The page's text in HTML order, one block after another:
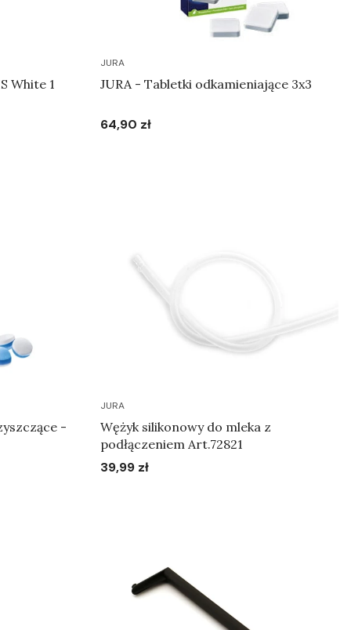
White 1
JURA
JURA - Tabletki odkamieniające 3x3
Cena
64,90 zł
-
JURA
Wężyk silikonowy do mleka z
podłączeniem Art.72821
Cena
39,99 zł